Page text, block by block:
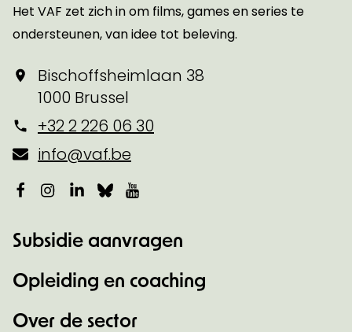
Het VAF zet zich in om films, games en series te
ondersteunen, van idee tot beleving.
Bischoffsheimlaan 38
1000 Brussel
+32 2 226 06 30
info@vaf.be
Facebook
Instagram
LinkedIn
Bluesky
Subsidie aanvragen
Opleiding en coaching
Over de sector